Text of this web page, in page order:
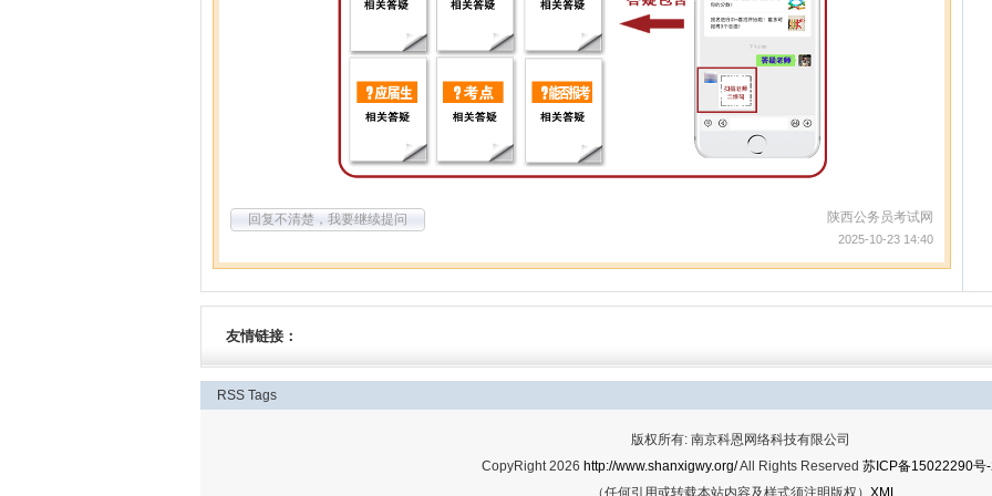
回复不清楚，我要继续提问 陕西公务员考试网
2025-10-23 14:40
友情链接：
RSS Tags
版权所有: 南京科恩网络科技有限公司
CopyRight 2026 http://www.shanxigwy.org/All Rights Reserved 苏ICP备15022290号
（任何引用或转载本站内容及样式须注明版权） XML